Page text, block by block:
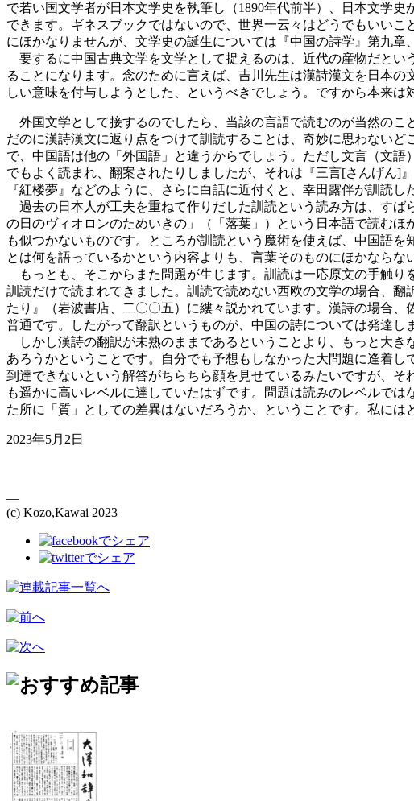
で若い国文学者が日本文学史を執筆し（1890年代前半）、日本文学
できます。ギネスブックではないので、世界一云々はどうでもいい
にほかなりませんが、文学史の誕生については『中国の詩学』第九章
要するに中国古典文学を文学として捉えるのは、近代の産物だとい
ることになります。念のために言えば、吉川先生は漢詩漢文を日本
しい意味を付与しようとした、というべきでしょう。ですから本来
外国文学として接するのでしたら、当該の言語で読むのが当然のこ
だのに漢詩漢文に返り点をつけて訓読することは、奇妙に思わない
で、中国語は他の「外国語」と違うからでしょう。ただし文言（文
でもよく読まれ、翻案されたりしましたが、それは『三言[さんげん]
『紅楼夢』などのように、さらに白話に近付くと、幸田露伴が訓読し
過去の日本人が工夫を重ねて作りだした訓読という読み方は、すば
の日のヴィオロンのためいきの」（「落葉」）という日本語で読むほ
も似つかないものです。ところが訓読という魔術を使えば、中国語
とは何を語っているかという内容よりも、言葉そのものにほかなら
もっとも、そこからまた問題が生じます。訓読は一応原文の手触り
訓読だけで読まれてきました。訓読で読めない西欧の文学の場合、
たり』（岩波書店、二〇〇五）に縷々説かれています。漢詩の場合
普通です。したがって翻訳というものが、中国の詩については発達し
しかし漢詩の翻訳が未熟のままであるということより、もっと大き
あろうかということです。自分でも予想もしなかった大問題に逢着
到達できないという解答がちらちら顔を見せているみたいですが、
も遥かに高いレベルに達していたはずです。問題は読みのレベルで
た所に「質」としての差異はないだろうか、ということです。私に
2023年5月2日
—
(c) Kozo,Kawai 2023